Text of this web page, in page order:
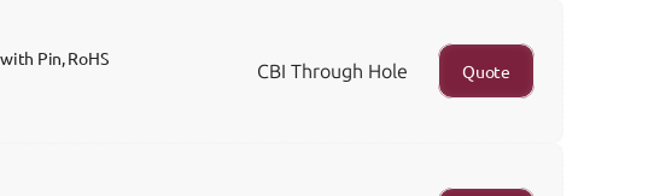
Pin, RoHS
CBI Through Hole Quote